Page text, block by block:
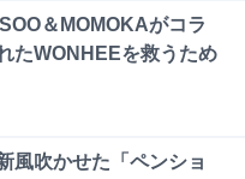
＆MOMOKAがコラ
たWONHEEを救うため
風吹かせた「ペンショ